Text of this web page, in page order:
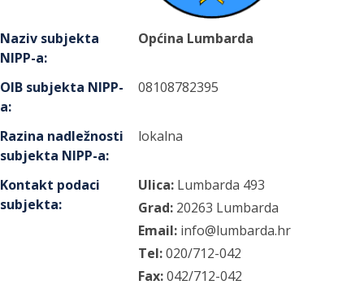
Naziv subjekta
NIPP-a:
Općina Lumbarda
OIB subjekta NIPP-
a:
08108782395
Razina nadležnosti
subjekta NIPP-a:
lokalna
Kontakt podaci
subjekta:
Ulica: Lumbarda 493
Grad: 20263 Lumbarda
Email: info@lumbarda.hr
Tel:020/712-042
Fax:042/712-042